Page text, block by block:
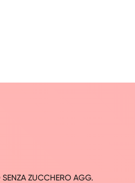
ZUCCHERO AGG.